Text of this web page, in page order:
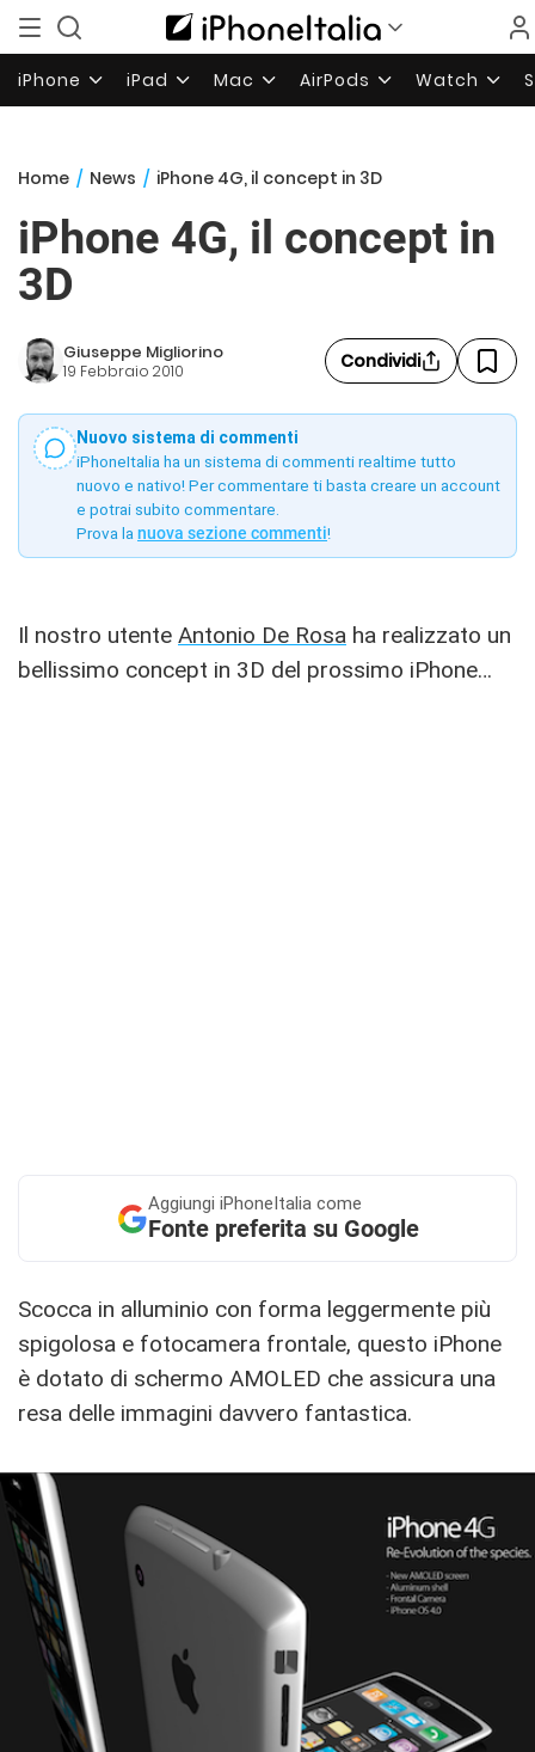
iPhone iPad Mac AirPods Watch
Home / News / iPhone 4G, il concept in 3D
iPhone 4G, il concept in
3D
Giuseppe Migliorino
19 Febbraio 2010 Condividi
Nuovo sistema di commenti
iPhoneItalia ha un sistema di commenti realtime tutto
nuovo e nativo! Per commentare ti basta creare un account
e potrai subito commentare.
Prova la nuova sezione commenti!
Il nostro utente Antonio De Rosa ha realizzato un
bellissimo concept in 3D del prossimo iPhone…
Aggiungi iPhoneItalia come
Fonte preferita su Google
Scocca in alluminio con forma leggermente più
spigolosa e fotocamera frontale, questo iPhone
è dotato di schermo AMOLED che assicura una
resa delle immagini davvero fantastica.